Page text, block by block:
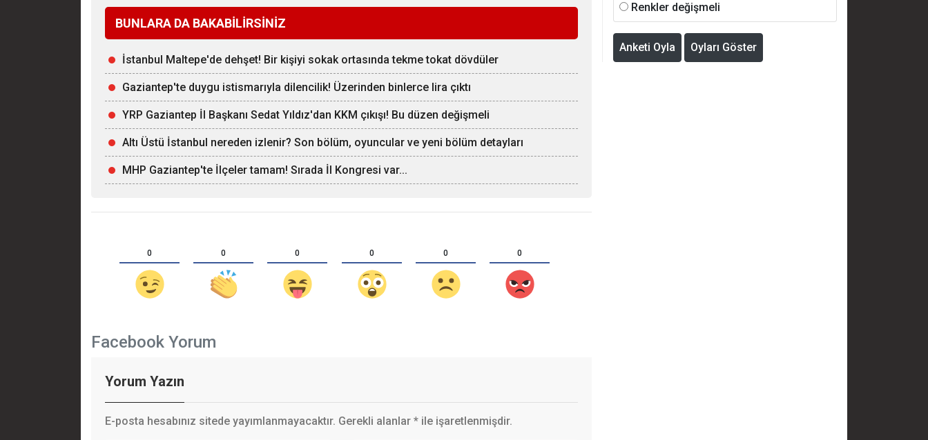
BUNLARA DA BAKABİLİRSİNİZ
İstanbul Maltepe'de dehşet! Bir kişiyi sokak ortasında tekme tokat dövdüler
Gaziantep'te duygu istismarıyla dilencilik! Üzerinden binlerce lira çıktı
YRP Gaziantep İl Başkanı Sedat Yıldız'dan KKM çıkışı! Bu düzen değişmeli
Altı Üstü İstanbul nereden izlenir? Son bölüm, oyuncular ve yeni bölüm detayları
MHP Gaziantep'te İlçeler tamam! Sırada İl Kongresi var...
0 0 0 0 0 0
Facebook Yorum
Yorum Yazın
E-posta hesabınız sitede yayımlanmayacaktır. Gerekli alanlar * ile işaretlenmişdir.
Renkler değişmeli
Anketi Oyla Oyları Göster